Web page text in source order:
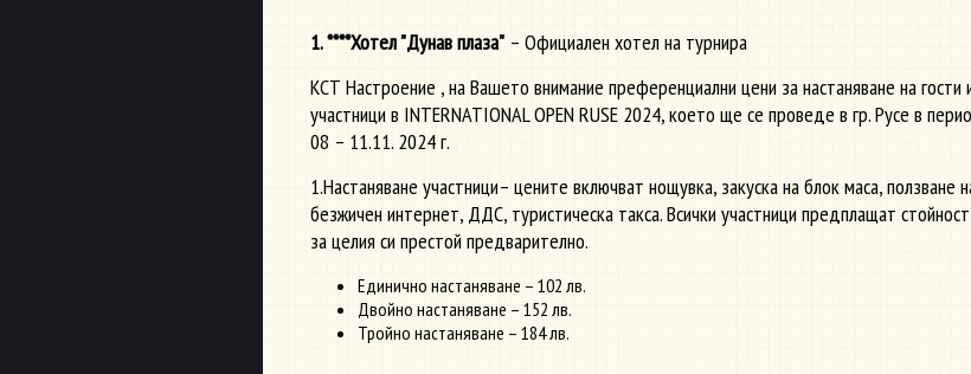
1. ****Хотел "Дунав плаза" – Официален хотел на турнира
КСТ Настроение , на Вашето внимание преференциални цени за настаняване на гости
участници в INTERNATIONAL OPEN RUSE 2024, което ще се проведе в гр. Русе в
08 – 11.11. 2024 г.
1.Настаняване участници– цените включват нощувка, закуска на блок маса, ползване
безжичен интернет, ДДС, туристическа такса. Всички участници предплащат
за целия си престой предварително.
Единично настаняване – 102 лв.
Двойно настаняване – 152 лв.
Тройно настаняване – 184 лв.